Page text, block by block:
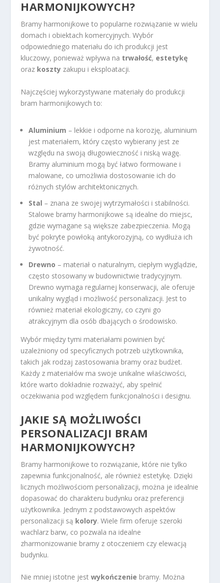
HARMONIJKOWYCH?
Bramy harmonijkowe to popularne rozwiązanie w wielu
domach i obiektach komercyjnych. Wybór
odpowiedniego materiału do ich produkcji jest
kluczowy, ponieważ wpływa na trwałość, estetykę
oraz koszty zakupu i eksploatacji.
Najczęściej wykorzystywane materiały do produkcji
bram harmonijkowych to:
Aluminium – lekkie i odporne na korozję, aluminium
jest materiałem, który często wybierany jest ze
względu na swoją długowieczność i niską wagę.
Bramy aluminium mogą być łatwo formowane i
malowane, co umożliwia dostosowanie ich do
różnych stylów architektonicznych.
Stal – znana ze swojej wytrzymałości i stabilności.
Stalowe bramy harmonijkowe są idealne do miejsc,
gdzie wymagane są większe zabezpieczenia. Mogą
być pokryte powłoką antykorozyjną, co wydłuża ich
żywotność.
Drewno – materiał o naturalnym, ciepłym wyglądzie,
często stosowany w budownictwie tradycyjnym.
Drewno wymaga regularnej konserwacji, ale oferuje
unikalny wygląd i możliwość personalizacji. Jest to
również materiał ekologiczny, co czyni go
atrakcyjnym dla osób dbających o środowisko.
Wybór między tymi materiałami powinien być
uzależniony od specyficznych potrzeb użytkownika,
takich jak rodzaj zastosowania bramy oraz budżet.
Każdy z materiałów ma swoje unikalne właściwości,
które warto dokładnie rozważyć, aby spełnić
oczekiwania pod względem funkcjonalności i designu.
JAKIE SĄ MOŻLIWOŚCI
PERSONALIZACJI BRAM
HARMONIJKOWYCH?
Bramy harmonijkowe to rozwiązanie, które nie tylko
zapewnia funkcjonalność, ale również estetykę. Dzięki
licznych możliwościom personalizacji, można je idealnie
dopasować do charakteru budynku oraz preferencji
użytkownika. Jednym z podstawowych aspektów
personalizacji są kolory. Wiele firm oferuje szeroki
wachlarz barw, co pozwala na idealne
zharmonizowanie bramy z otoczeniem czy elewacją
budynku.
Nie mniej istotne jestwykończenie bramy. Można